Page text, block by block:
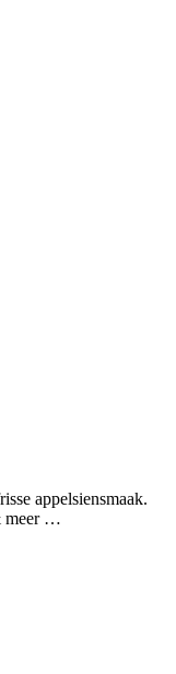
appelsiensmaak.
meer …